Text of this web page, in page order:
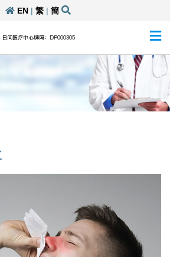
EN| 繁| 簡
日间医疗中心牌照：DP000305